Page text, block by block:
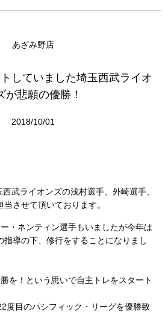
あざみ野店
していました埼玉西武ライオ
が悲願の優勝！
2018/10/01
武ライオンズの浅村選手、外崎選手、
させて頂いております。
・ネンティン選手もいましたが今年は
指導の下、修行をすることになりまし
を！という思いで自主トレをスタート
度目のパシフィック・リーグを優勝致